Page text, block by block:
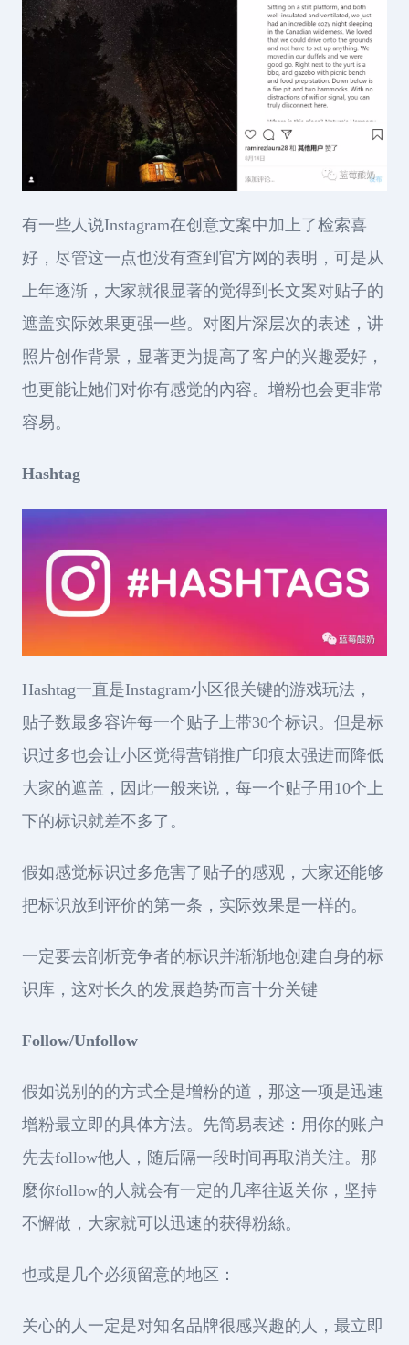
有一些人说Instagram在创意文案中加上了检索喜
好，尽管这一点也没有查到官方网的表明，可是从
上年逐渐，大家就很显著的觉得到长文案对贴子的
遮盖实际效果更强一些。对图片深层次的表述，讲
照片创作背景，显著更为提高了客户的兴趣爱好，
也更能让她们对你有感觉的內容。增粉也会更非常
容易。
Hashtag
Hashtag一直是Instagram小区很关键的游戏玩法，
贴子数最多容许每一个贴子上带30个标识。但是标
识过多也会让小区觉得营销推广印痕太强进而降低
大家的遮盖，因此一般来说，每一个贴子用10个上
下的标识就差不多了。
假如感觉标识过多危害了贴子的感观，大家还能够
把标识放到评价的第一条，实际效果是一样的。
一定要去剖析竞争者的标识并渐渐地创建自身的标
识库，这对长久的发展趋势而言十分关键
Follow/Unfollow
假如说别的的方式全是增粉的道，那这一项是迅速
增粉最立即的具体方法。先简易表述：用你的账户
先去follow他人，随后隔一段时间再取消关注。那
麼你follow的人就会有一定的几率往返关你，坚持
不懈做，大家就可以迅速的获得粉絲。
也或是几个必须留意的地区：
关心的人一定是对知名品牌很感兴趣的人，最立即